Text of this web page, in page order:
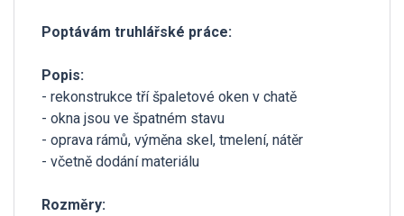
Poptávám truhlářské práce:
Popis:
- rekonstrukce tří špaletové oken v chatě
- okna jsou ve špatném stavu
- oprava rámů, výměna skel, tmelení, nátěr
- včetně dodání materiálu
Rozměry: